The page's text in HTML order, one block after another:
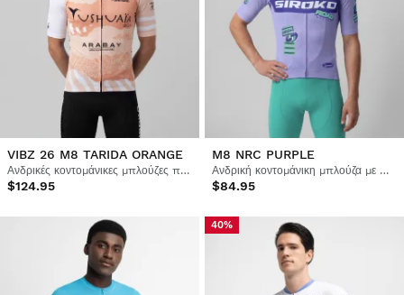
VIBZ 26 M8 TARIDA ORANGE
Ανδρικές κοντομάνικες μπλούζες ποδηλασίας Vuelta a Ibiza MTB x Siroko
$124.95
M8 NRC PURPLE
Ανδρική κοντομάνικη μπλούζα με πλέγμα ποδηλασίας
$84.95
40%